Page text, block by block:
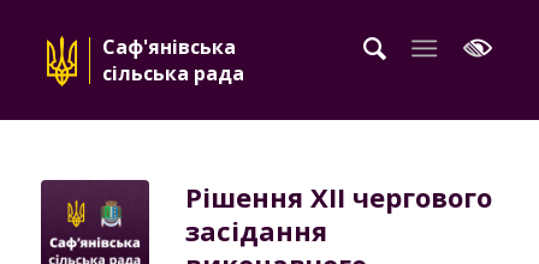
Саф'янівська
сільська рада
Рішення XII чергового
засідання